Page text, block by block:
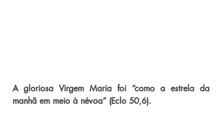
A gloriosa Virgem Maria foi “como a estrela da
manhã em meio à névoa” (Eclo 50,6).